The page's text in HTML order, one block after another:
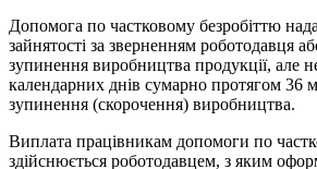
Допомога по частковому безробіттю
зайнятості за зверненням роботодавця
зупинення виробництва продукції, але
календарних днів сумарно протягом 36
зупинення (скорочення) виробництва.
Виплата працівникам допомоги по
здійснюється роботодавцем, з яким